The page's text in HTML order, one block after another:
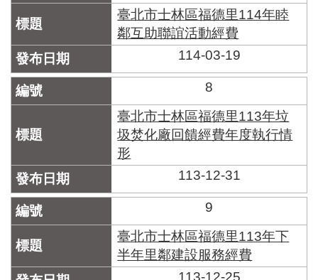
臺北市士林區福德里114年睦
鄰互助聯誼活動經費
114-03-19
8
臺北市士林區福德里113年垃
圾焚化廠回饋經費年度執行情
形
113-12-31
9
臺北市士林區福德里113年下
半年里鄰建設服務經費
113-12-25